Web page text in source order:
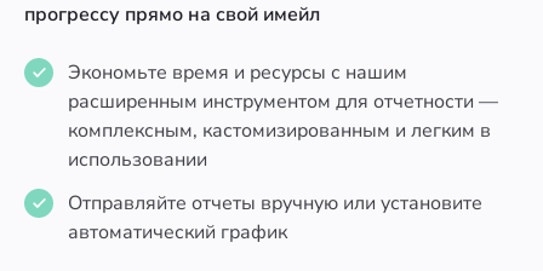
прогрессу прямо на свой имейл
Экономьте время и ресурсы с нашим
расширенным инструментом для отчетности —
комплексным, кастомизированным и легким в
использовании
Отправляйте отчеты вручную или установите
автоматический график